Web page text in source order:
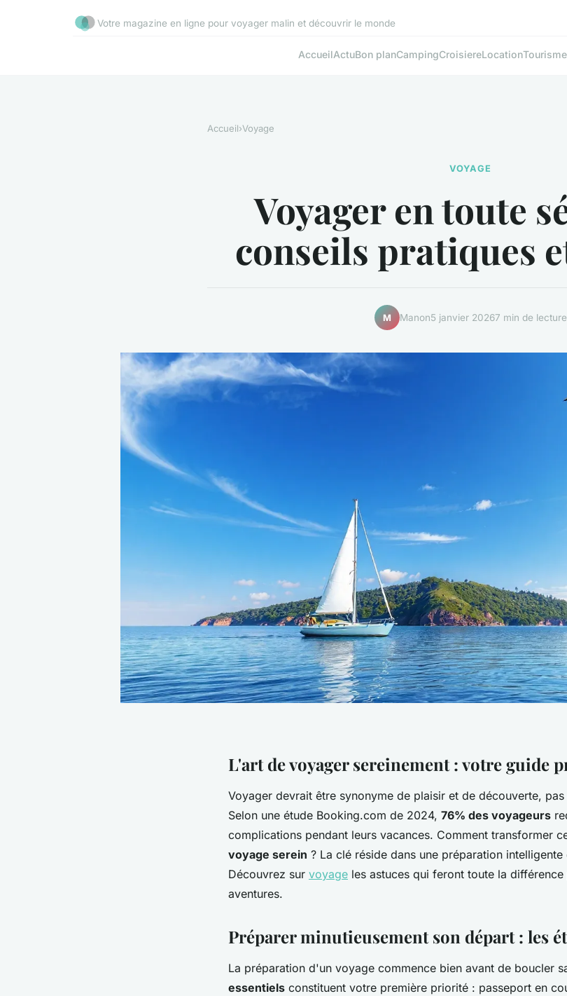
Votre magazine en ligne pour voyager malin et découvrir le monde
AccueilActuBon planCampingCroisiereLocationTourisme
Accueil›Voyage
VOYAGE
Voyager en toute
conseils pratiques
M Manon5 janvier 20267 min de lecture
L'art de voyager sereinement : votre guide
Voyager devrait être synonyme de plaisir et de découverte,
Selon une étude Booking.com de 2024, 76% des voyageurs
complications pendant leurs vacances. Comment transformer
voyage serein ? La clé réside dans une préparation
Découvrez sur voyage les astuces qui feront toute la
aventures.
Préparer minutieusement son départ : les
La préparation d'un voyage commence bien avant de boucler
essentiels constituent votre première priorité : passeport en